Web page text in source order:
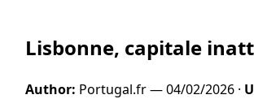
Lisbonne, capitale
Author: Portugal.fr —04/02/2026 ·